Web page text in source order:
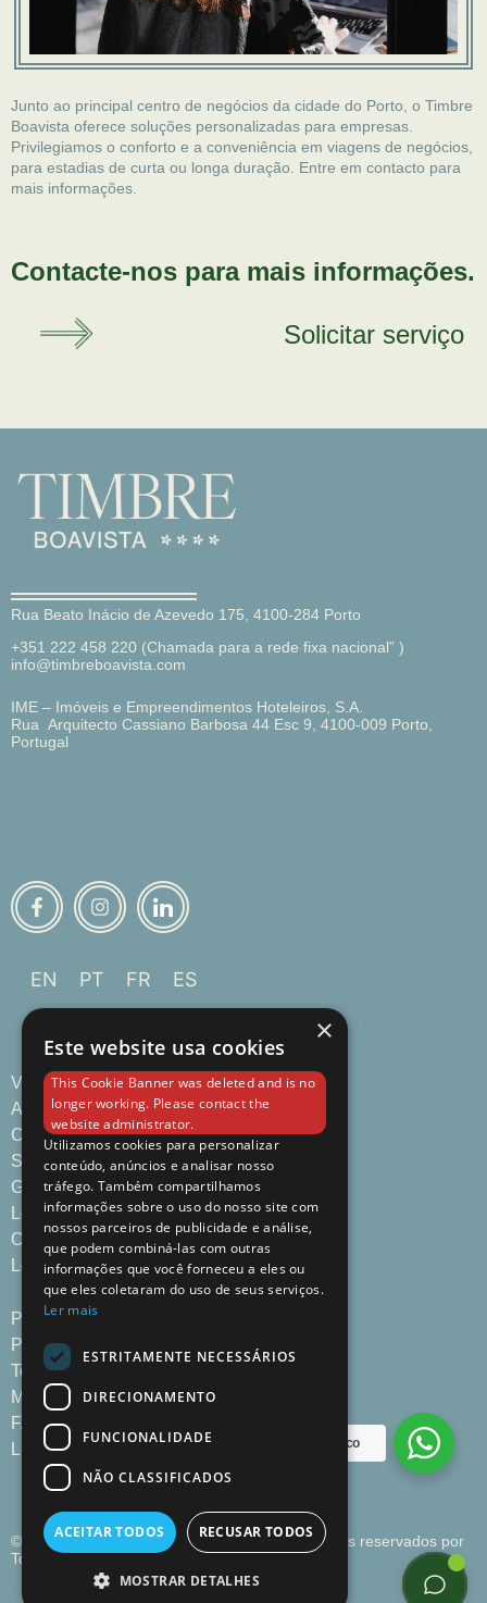
Junto ao principal centro de negócios da cidade do Porto, o Timbre
Boavista oferece soluções personalizadas para empresas.
Privilegiamos o conforto e a conveniência em viagens de negócios,
para estadias de curta ou longa duração. Entre em contacto para
mais informações.
Contacte-nos para mais informações.
Solicitar serviço
Rua Beato Inácio de Azevedo 175, 4100-284 Porto
+351 222 458 220 (Chamada para a rede fixa nacional” )
info@timbreboavista.com
IME – Imóveis e Empreendimentos Hoteleiros, S.A.
Rua Arquitecto Cassiano Barbosa 44 Esc 9, 4100-009 Porto,
Portugal
EN PT FR ES
Visão Geral
Apartamentos
Comida & Bebidas
Serviços
Galeria
Localização | Contacto
Ofertas Especiais
Loja Timbre
Política de Privacidade
Política de Cookies
Termos e Condições
Mapa do site
FAQs
Livro de Reclamações
© 2025 Timbre Boavista, Porto – Todos os direitos reservados por
Toperf Solutions
Fale Connosco
×
Este website usa cookies
This Cookie Banner was deleted and is no
longer working. Please contact the
website administrator.
Utilizamos cookies para personalizar
conteúdo, anúncios e analisar nosso
tráfego. Também compartilhamos
informações sobre o uso do nosso site com
nossos parceiros de publicidade e análise,
que podem combiná-las com outras
informações que você forneceu a eles ou
que eles coletaram do uso de seus serviços.
Ler mais
ESTRITAMENTE NECESSÁRIOS
DIRECIONAMENTO
FUNCIONALIDADE
NÃO CLASSIFICADOS
ACEITAR TODOS RECUSAR TODOS
MOSTRAR DETALHES